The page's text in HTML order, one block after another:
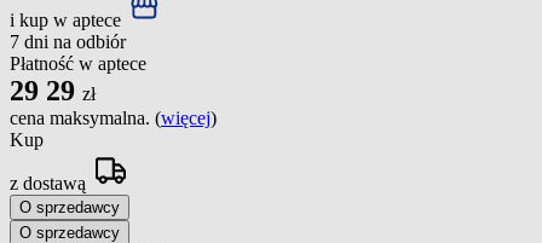
i kup w aptece
7 dni na odbiór
Płatność w aptece
29 29 zł
cena maksymalna. (więcej)
Kup
z dostawą
O sprzedawcy
O sprzedawcy